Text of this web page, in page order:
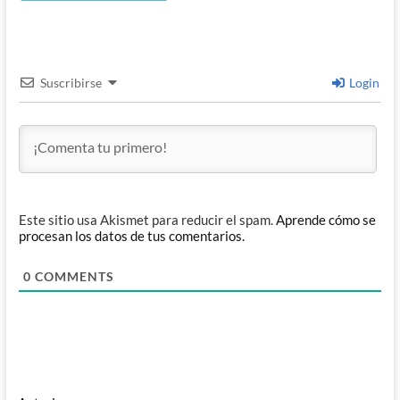
Suscribirse Login
Este sitio usa Akismet para reducir el spam. Aprende cómo se
procesan los datos de tus comentarios.
0 COMMENTS